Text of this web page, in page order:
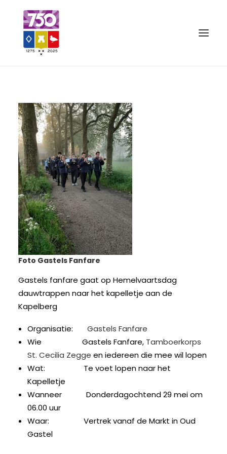
EVENEMENTEN
MERCHANDISE
FOTO’S
VRIENDEN VAN
CONTACT
Foto Gastels Fanfare
Gastels fanfare gaat op Hemelvaartsdag
dauwtrappen naar het kapelletje aan de
Kapelberg
Organisatie: Gastels Fanfare
Wie Gastels Fanfare, Tamboerkorps
St. Cecilia Zegge en iedereen die mee wil lopen
Wat: Te voet lopen naar het
Kapelletje
Wanneer Donderdagochtend 29 mei om
06.00 uur
Waar: Vertrek vanaf de Markt in Oud
Gastel